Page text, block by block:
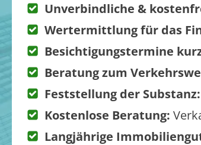
Unverbindliche &
Wertermittlung für das
Besichtigungstermine
Beratung zum
Feststellung der Substanz:
Kostenlose Beratung:
Langjährige